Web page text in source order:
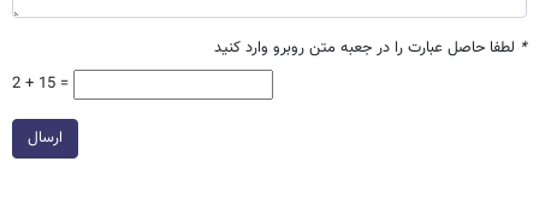
* لطفا حاصل عبارت را در جعبه متن روبرو وارد کنید
2 + 15 =
ارسال